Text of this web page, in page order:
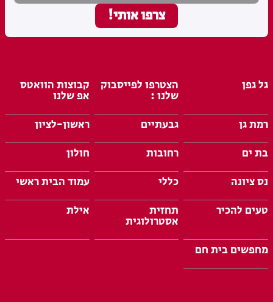
גל גפן הצטרפו לפייסבוק
שלנו :
קבוצות הוואטס
אפ שלנו
רמת גן
גבעתיים
ראשון-לציון
בת ים
רחובות
חולון
נס ציונה
כללי
עמוד הבית ראשי
טעים להכיר
תחזית
אסטרולוגית
אילת
מחפשים בית חם